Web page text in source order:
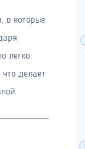
в которые
легко
делает